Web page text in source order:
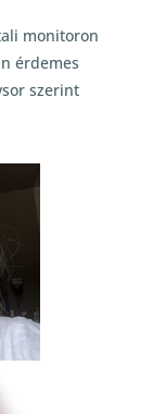
monitoron
érdemes
szerint